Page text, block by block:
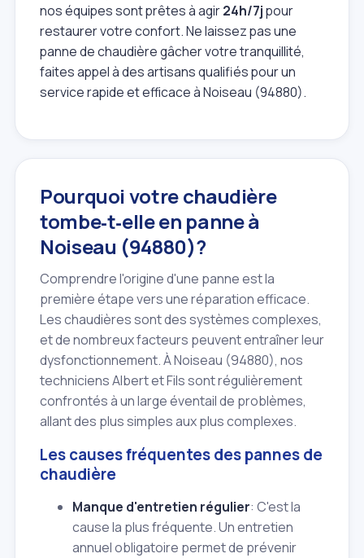
nos équipes sont prêtes à agir24h/7jpour
restaurer votre confort. Ne laissez pas une
panne de chaudière gâcher votre tranquillité,
faites appel à des artisans qualifiés pour un
service rapide et efficace à Noiseau (94880).
Pourquoi votre chaudière
tombe‑t‑elle en panne à
Noiseau (94880)?
Comprendre l'origine d'une panne est la
première étape vers une réparation efficace.
Les chaudières sont des systèmes complexes,
et de nombreux facteurs peuvent entraîner leur
dysfonctionnement. À Noiseau (94880), nos
techniciens Albert et Fils sont régulièrement
confrontés à un large éventail de problèmes,
allant des plus simples aux plus complexes.
Les causes fréquentes des pannes de
chaudière
Manque d'entretien régulier: C'est la
cause la plus fréquente. Un entretien
annuel obligatoire permet de prévenir